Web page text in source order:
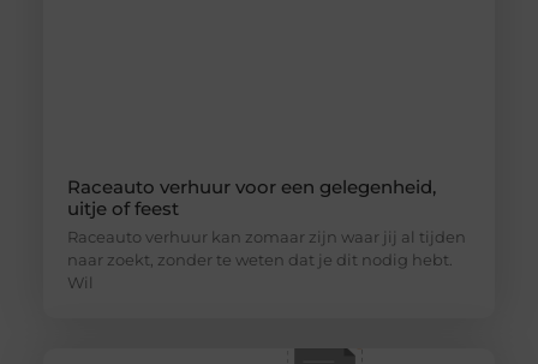
Raceauto verhuur voor een gelegenheid,
uitje of feest
Raceauto verhuur kan zomaar zijn waar jij al tijden
naar zoekt, zonder te weten dat je dit nodig hebt.
Wil